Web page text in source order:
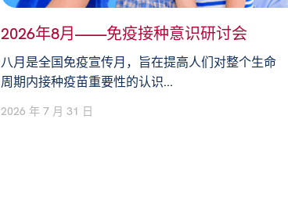
2026年8月——免疫接种意识研讨会
八月是全国免疫宣传月，旨在提高人们对整个生命
周期内接种疫苗重要性的认识...
2026 年 7 月 31 日